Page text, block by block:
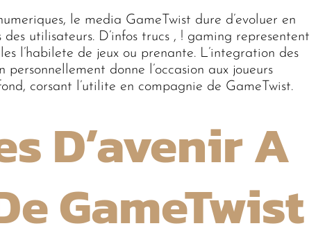
le media GameTwist dure d’evoluer en
utilisateurs. D’infos trucs , ! gaming representent
l’habilete de jeux ou prenante. L’integration des
donne l’occasion aux joueurs
corsant l’utilite en compagnie de GameTwist.
D’avenir A
GameTwist